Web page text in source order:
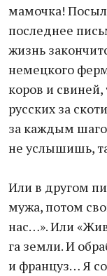
мамочка!
последнее
жизнь
немецкого
коров и
русских за
за каждым
не услышишь,
Или в другом
мужа, потом
нас…». Или
га земли. И
и француз… Я